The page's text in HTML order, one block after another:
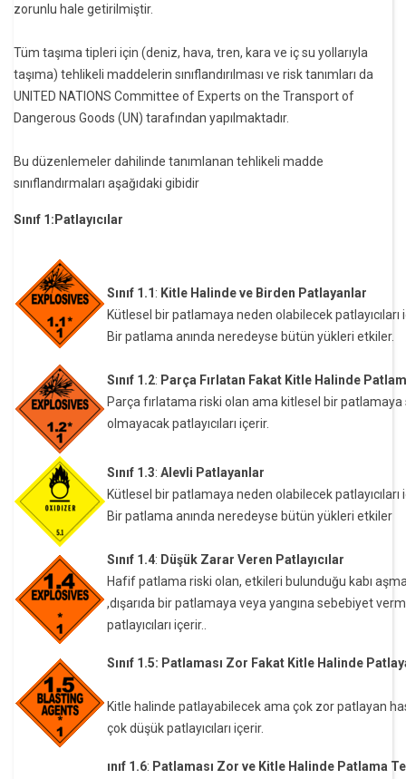
zorunlu hale getirilmiştir.
Tüm taşıma tipleri için (deniz, hava, tren, kara ve iç su yollarıyla
taşıma) tehlikeli maddelerin sınıflandırılması ve risk tanımları da
UNITED NATIONS Committee of Experts on the Transport of
Dangerous Goods (UN) tarafından yapılmaktadır.
Bu düzenlemeler dahilinde tanımlanan tehlikeli madde
sınıflandırmaları aşağıdaki gibidir
Sınıf 1:Patlayıcılar
Sınıf 1.1 : Kitle Halinde ve Birden Patlayanlar
Kütlesel bir patlamaya neden olabilecek patlayıcıları
Bir patlama anında neredeyse bütün yükleri etkiler.
Sınıf 1.2: Parça Fırlatan Fakat Kitle Halinde
Parça fırlatama riski olan ama kitlesel bir patlamaya
olmayacak patlayıcıları içerir.
Sınıf 1.3: Alevli Patlayanlar
Kütlesel bir patlamaya neden olabilecek patlayıcıları
Bir patlama anında neredeyse bütün yükleri etkiler
Sınıf 1.4: Düşük Zarar Veren Patlayıcılar
Hafif patlama riski olan, etkileri bulunduğu kabı
,dışarıda bir patlamaya veya yangına sebebiyet
patlayıcıları içerir..
Sınıf 1.5: Patlaması Zor Fakat Kitle Halinde
Kitle halinde patlayabilecek ama çok zor patlayan
çok düşük patlayıcıları içerir.
ınıf 1.6: Patlaması Zor ve Kitle Halinde Patlama